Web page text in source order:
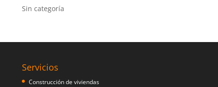
Sin categoría
Servicios
Construcción de viviendas